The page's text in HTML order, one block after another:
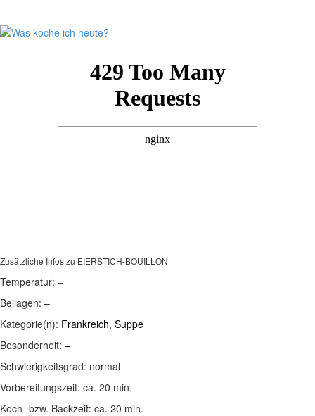
Zusätzliche Infos zu EIERSTICH-BOUILLON
Temperatur: –
Beilagen: –
Kategorie(n): Frankreich, Suppe
Besonderheit: –
Schwierigkeitsgrad: normal
Vorbereitungszeit: ca. 20 min.
Koch- bzw. Backzeit: ca. 20 min.